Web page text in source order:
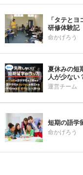
「タテと
研修体験記
命かげろう
夏休みの短
人が少ない
運営チーム
短期の語学
命かげろう